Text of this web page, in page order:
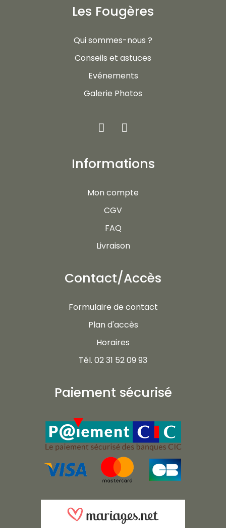
Les Fougères
Qui sommes-nous ?
Conseils et astuces
Evénements
Galerie Photos
Informations
Mon compte
CGV
FAQ
Livraison
Contact/Accès
Formulaire de contact
Plan d'accès
Horaires
Tél. 02 31 52 09 93
Paiement sécurisé